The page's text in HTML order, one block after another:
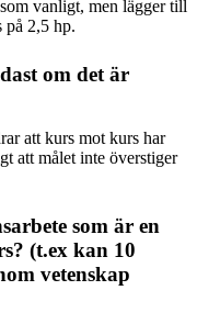
vanligt, men lägger till
på 2,5 hp.
om det är
att kurs mot kurs har
att målet inte överstiger
som är en
(t.ex kan 10
vetenskap